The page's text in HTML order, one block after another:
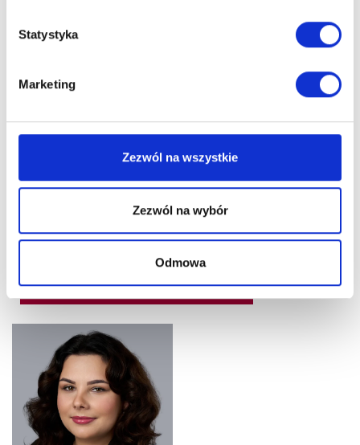
Statystyka
Marketing
Zezwól na wszystkie
Zezwól na wybór
Odmowa
TOMASZ PROKURAT
podatkowy
tomasz.prokurat@litigato.pl